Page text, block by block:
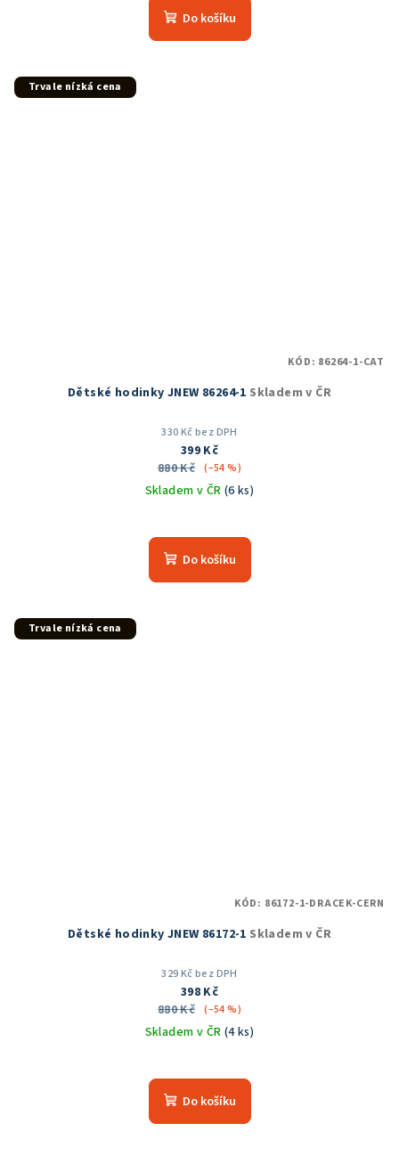
Do košíku
Trvale nízká cena
Dětské hodinky JNEW 86264-1 Skladem v ČR
330 Kč bez DPH
399 Kč
880 Kč (–54 %)
Skladem v ČR (6 ks)
Do košíku
KÓD: 86264-1-CAT
Trvale nízká cena
Dětské hodinky JNEW 86172-1 Skladem v ČR
329 Kč bez DPH
398 Kč
880 Kč (–54 %)
Skladem v ČR (4 ks)
Do košíku
KÓD: 86172-1-DRACEK-CERN